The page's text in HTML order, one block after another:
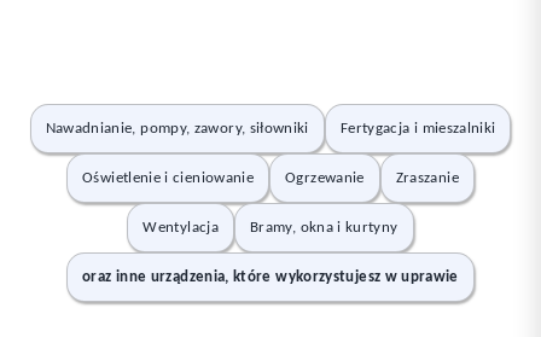
Nawadnianie, pompy, zawory, siłowniki Fertygacja i mieszalniki
Oświetlenie i cieniowanie Ogrzewanie Zraszanie
Wentylacja Bramy, okna i kurtyny
oraz inne urządzenia, które wykorzystujesz w uprawie